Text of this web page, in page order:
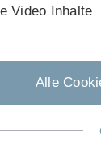
befinden.
Projektkurs
Video Inhalte
Alle